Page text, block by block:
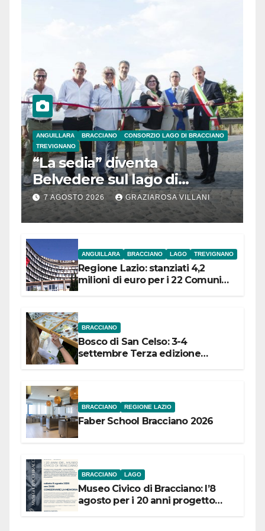
ANGUILLARA BRACCIANO
CONSORZIO LAGO DI BRACCIANO
TREVIGNANO
“La sedia” diventa
Belvedere sul lago di
Bracciano: ieri
l’inaugurazione
7 AGOSTO 2026 GRAZIAROSA VILLANI
ANGUILLARA BRACCIANO LAGO TREVIGNANO
Regione Lazio: stanziati 4,2
milioni di euro per i 22 Comuni
BRACCIANO
Bosco di San Celso: 3-4
settembre Terza edizione
BRACCIANO REGIONE LAZIO
Faber School Bracciano 2026
BRACCIANO LAGO
Museo Civico di Bracciano: l’8
agosto per i 20 anni progetto